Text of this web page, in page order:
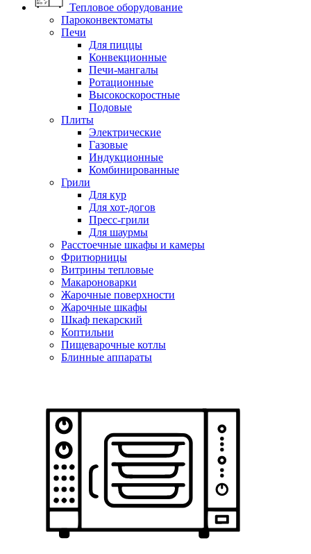
Тепловое оборудование
Пароконвектоматы
Печи
Для пиццы
Конвекционные
Печи-мангалы
Ротационные
Высокоскоростные
Подовые
Плиты
Электрические
Газовые
Индукционные
Комбинированные
Грили
Для кур
Для хот-догов
Пресс-грили
Для шаурмы
Расстоечные шкафы и камеры
Фритюрницы
Витрины тепловые
Макароноварки
Жарочные поверхности
Жарочные шкафы
Шкаф пекарский
Коптильни
Пищеварочные котлы
Блинные аппараты